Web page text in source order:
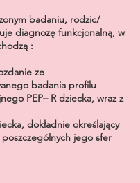
badaniu, rodzic/
diagnozę funkcjonalną, w
:
ze
badania profilu
PEP– R dziecka, wraz z
dokładnie określający
jego sfer